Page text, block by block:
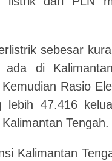
sebesar
di
Rasio
47.416
Tengah.
Kalimantan